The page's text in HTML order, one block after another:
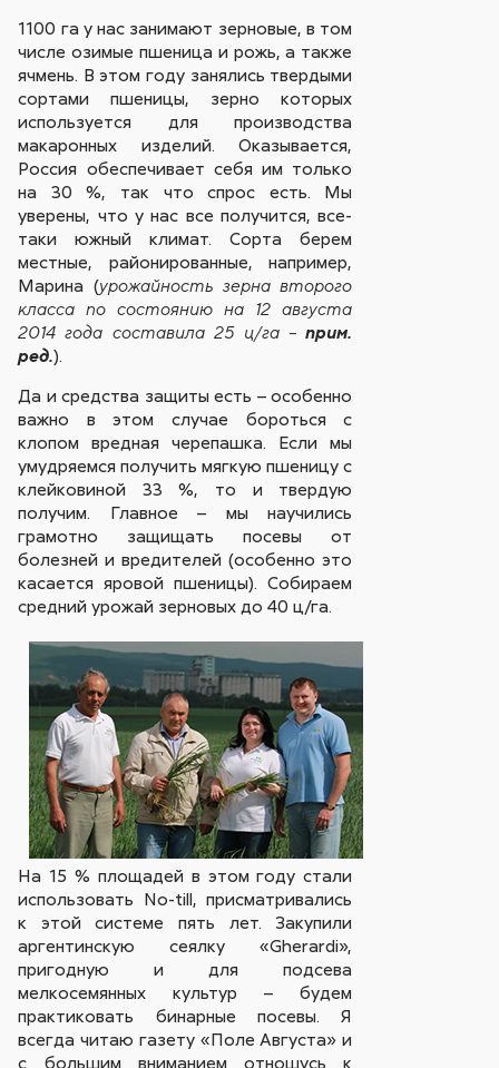
1100 га у нас занимают зерновые, в том
числе озимые пшеница и рожь, а также
ячмень. В этом году занялись твердыми
сортами пшеницы, зерно которых
используется для производства
макаронных изделий. Оказывается,
Россия обеспечивает себя им только
на 30 %, так что спрос есть. Мы
уверены, что у нас все получится, все-
таки южный климат. Сорта берем
местные, районированные, например,
Марина (урожайность зерна второго
класса по состоянию на 12 августа
2014 года составила 25 ц/га –прим.
ред.).
Да и средства защиты есть – особенно
важно в этом случае бороться с
клопом вредная черепашка. Если мы
умудряемся получить мягкую пшеницу с
клейковиной 33 %, то и твердую
получим. Главное – мы научились
грамотно защищать посевы от
болезней и вредителей (особенно это
касается яровой пшеницы). Собираем
средний урожай зерновых до 40 ц/га.
На 15 % площадей в этом году стали
использовать No-till, присматривались
к этой системе пять лет. Закупили
аргентинскую сеялку «Gherardi»,
пригодную и для подсева
мелкосемянных культур – будем
практиковать бинарные посевы. Я
всегда читаю газету «Поле Августа» и
с большим вниманием отношусь к